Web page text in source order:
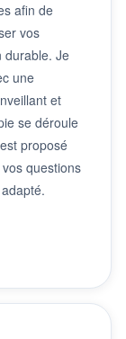
afin de
vos
durable. Je
une
et
se déroule
proposé
questions